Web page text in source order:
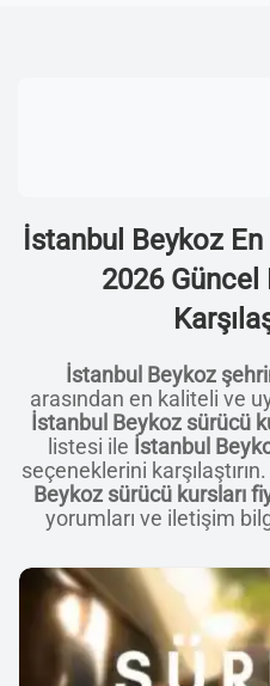
İstanbul Beykoz
2026
İstanbul Beykoz
arasından en kaliteli ve
İstanbul Beykoz sürücü
listesi ile İstanbul
seçeneklerini
Beykoz sürücü kursları
yorumları ve iletişim